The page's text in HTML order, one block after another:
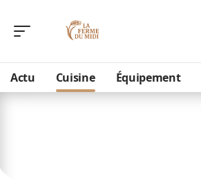
Actu Cuisine Équipement